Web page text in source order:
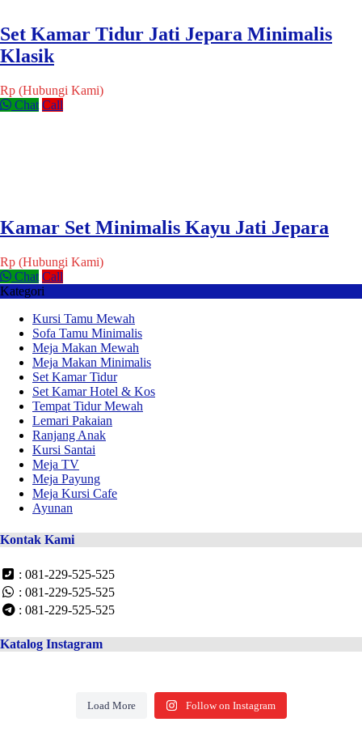
Set Kamar Tidur Jati Jepara Minimalis
Klasik
Rp (Hubungi Kami)
Chat Call
Kamar Set Minimalis Kayu Jati Jepara
Rp (Hubungi Kami)
Chat Call
Kategori
Kursi Tamu Mewah
Sofa Tamu Minimalis
Meja Makan Mewah
Meja Makan Minimalis
Set Kamar Tidur
Set Kamar Hotel & Kos
Tempat Tidur Mewah
Lemari Pakaian
Ranjang Anak
Kursi Santai
Meja TV
Meja Payung
Meja Kursi Cafe
Ayunan
Kontak Kami
: 081-229-525-525
: 081-229-525-525
: 081-229-525-525
Katalog Instagram
Load More Follow on Instagram